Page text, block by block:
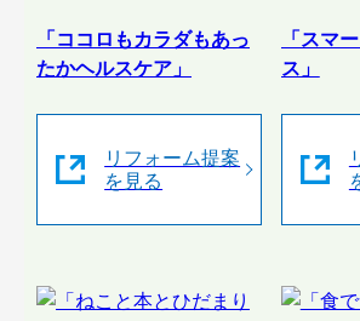
「ココロもカラダもあっ
たかヘルスケア」
リフォーム提案
を見る
「スマ
ス」